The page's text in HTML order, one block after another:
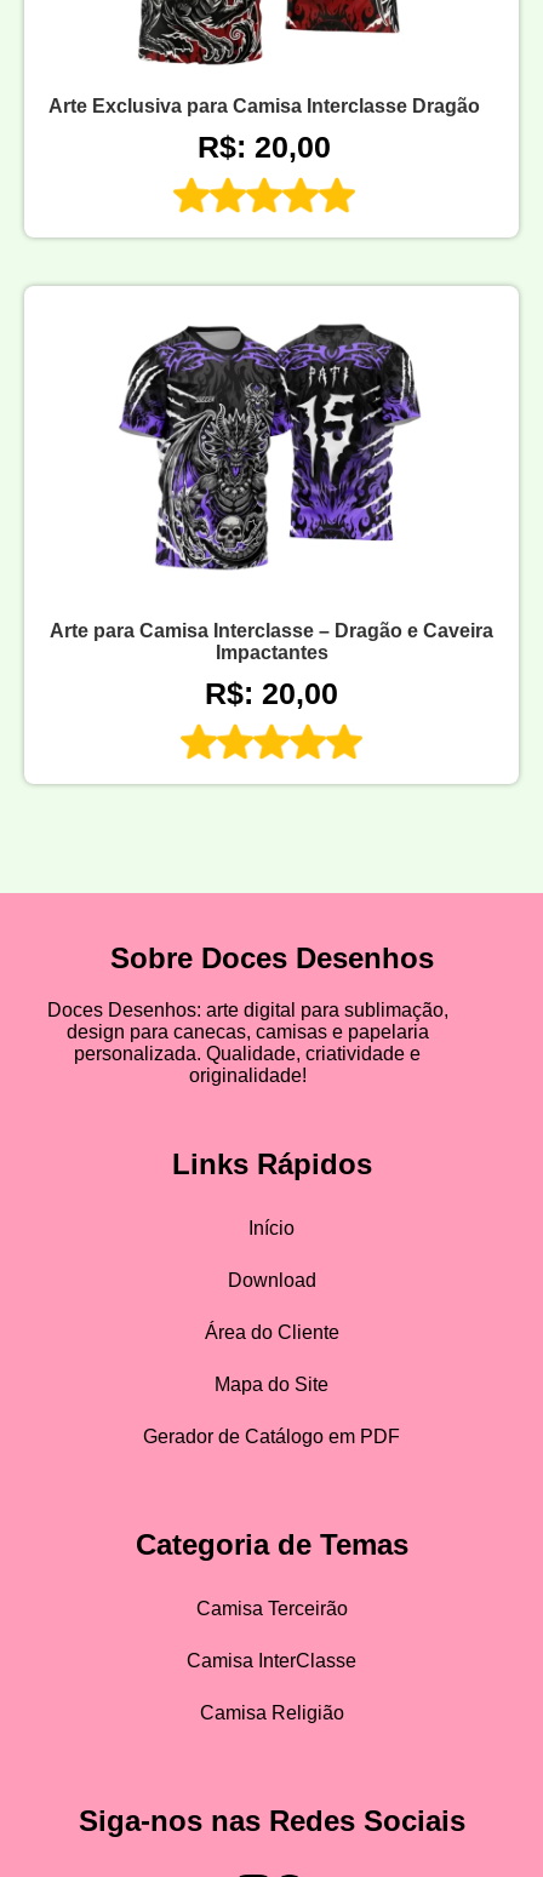
Arte Exclusiva para Camisa Interclasse Dragão
R$: 20,00
Arte para Camisa Interclasse – Dragão e Caveira
Impactantes
R$: 20,00
Sobre Doces Desenhos
Doces Desenhos: arte digital para sublimação,
design para canecas, camisas e papelaria
personalizada. Qualidade, criatividade e
originalidade!
Links Rápidos
Início
Download
Área do Cliente
Mapa do Site
Gerador de Catálogo em PDF
Categoria de Temas
Camisa Terceirão
Camisa InterClasse
Camisa Religião
Siga-nos nas Redes Sociais